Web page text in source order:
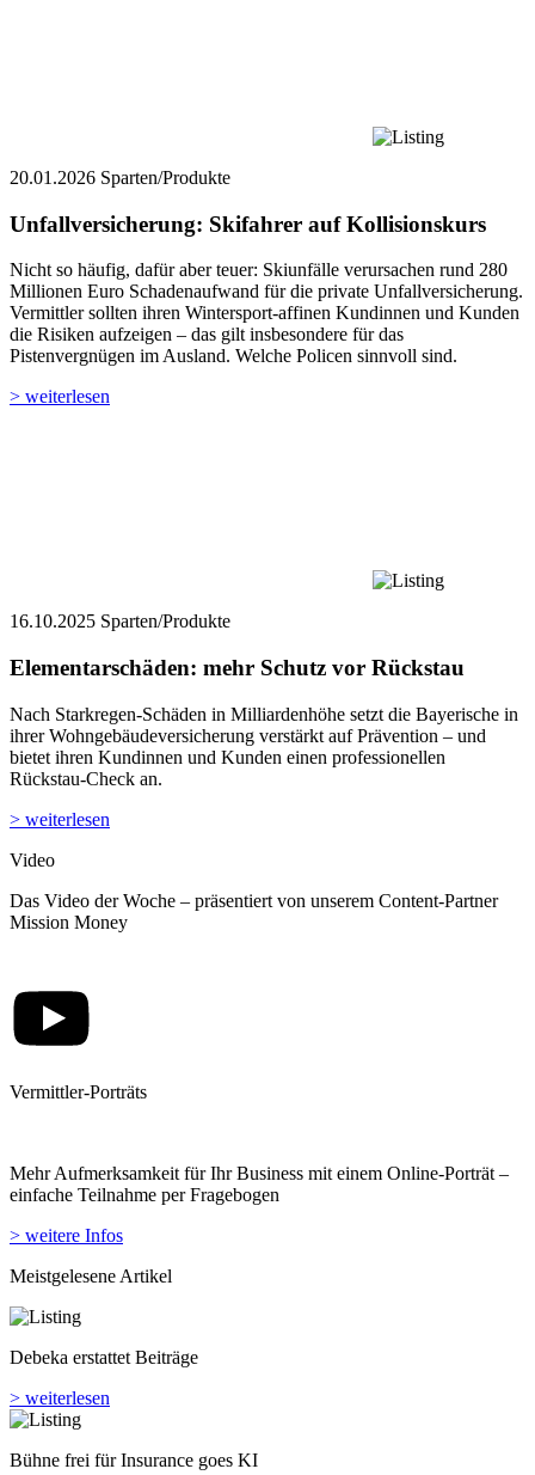
20.01.2026 Sparten/Produkte
Unfallversicherung: Skifahrer auf Kollisionskurs
Nicht so häufig, dafür aber teuer: Skiunfälle verursachen rund 280
Millionen Euro Schadenaufwand für die private Unfallversicherung.
Vermittler sollten ihren Wintersport-affinen Kundinnen und Kunden
die Risiken aufzeigen – das gilt insbesondere für das
Pistenvergnügen im Ausland. Welche Policen sinnvoll sind.
> weiterlesen
16.10.2025 Sparten/Produkte
Elementarschäden: mehr Schutz vor Rückstau
Nach Starkregen-Schäden in Milliardenhöhe setzt die Bayerische in
ihrer Wohngebäudeversicherung verstärkt auf Prävention – und
bietet ihren Kundinnen und Kunden einen professionellen
Rückstau-Check an.
> weiterlesen
Video
Das Video der Woche – präsentiert von unserem Content-Partner
Mission Money
Vermittler-Porträts
Mehr Aufmerksamkeit für Ihr Business mit einem Online-Porträt –
einfache Teilnahme per Fragebogen
> weitere Infos
Meistgelesene Artikel
Debeka erstattet Beiträge
> weiterlesen
Bühne frei für Insurance goes KI